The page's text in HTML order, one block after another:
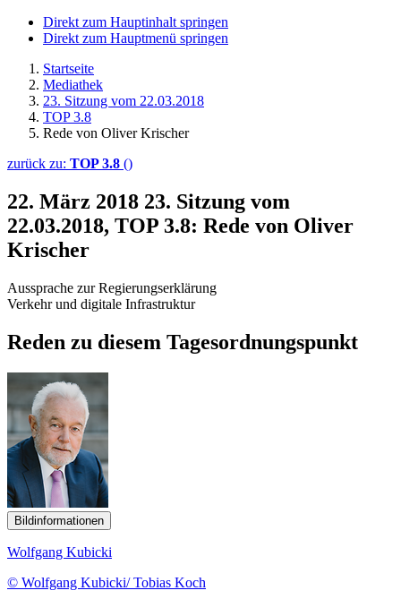
Direkt zum Hauptinhalt springen
Direkt zum Hauptmenü springen
Startseite
Mediathek
23. Sitzung vom 22.03.2018
TOP 3.8
Rede von Oliver Krischer
zurück zu: TOP 3.8 ()
22. März 2018 23. Sitzung vom
22.03.2018, TOP 3.8: Rede von Oliver
Krischer
Aussprache zur Regierungserklärung
Verkehr und digitale Infrastruktur
Reden zu diesem Tagesordnungspunkt
Bildinformationen
Wolfgang Kubicki
© Wolfgang Kubicki/ Tobias Koch